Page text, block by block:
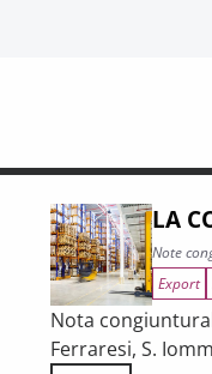
LA
Note
Export
Nota
Ferraresi, S.